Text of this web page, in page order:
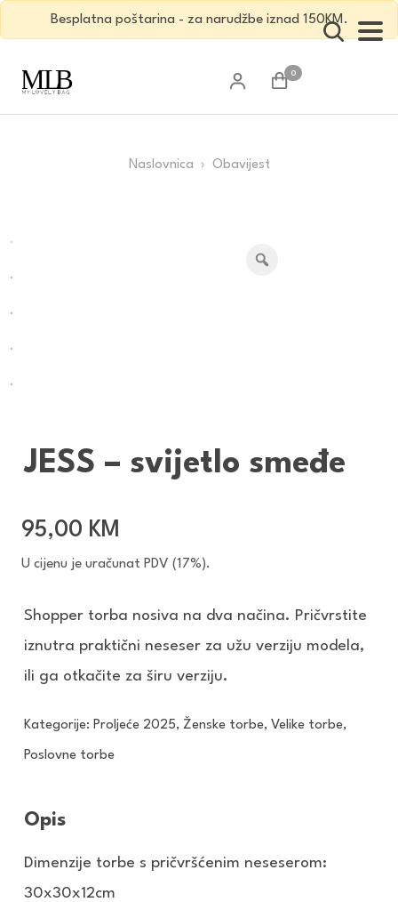
Besplatna poštarina - za narudžbe iznad 150KM.
0
Naslovnica › Obavijest
JESS – svijetlo smeđe
95,00 KM
U cijenu je uračunat PDV (17%).
Shopper torba nosiva na dva načina. Pričvrstite
iznutra praktični neseser za užu verziju modela,
ili ga otkačite za širu verziju.
Kategorije: Proljeće 2025, Ženske torbe, Velike torbe,
Poslovne torbe
Opis
Dimenzije torbe s pričvršćenim neseserom:
30x30x12cm